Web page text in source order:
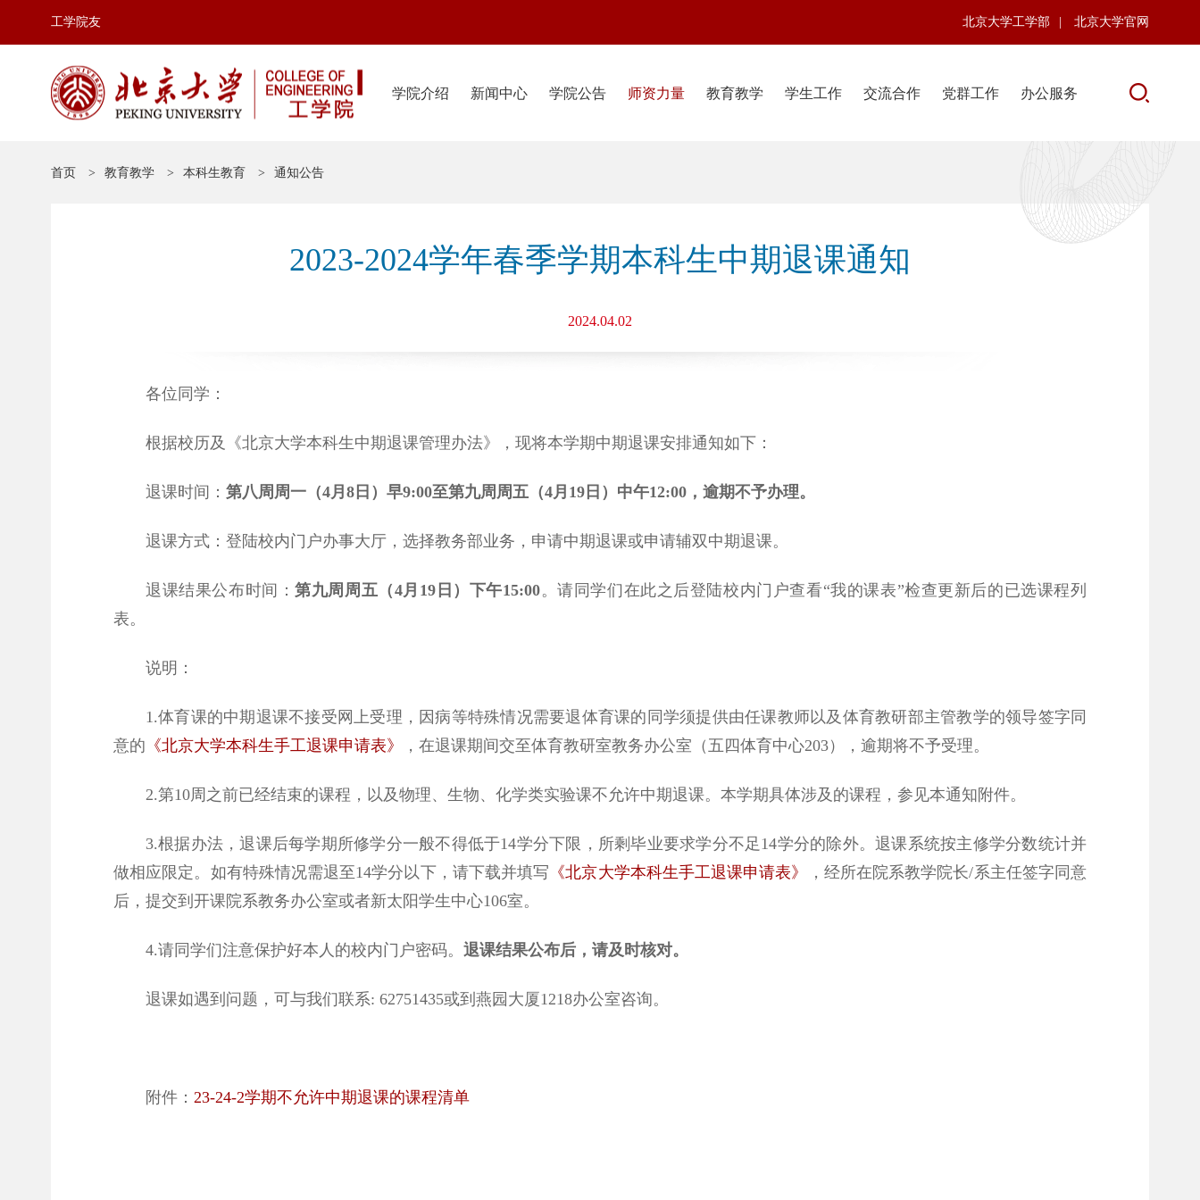
工学院友 北京大学工学部 北京大学官网
学院介绍 新闻中心 学院公告 师资力量 教育教学 学生工作 交流合作 党群工作 办公服务
首页 教育教学 本科生教育 通知公告
2023-2024学年春季学期本科生中期退课通知
2024.04.02
各位同学：
根据校历及《北京大学本科生中期退课管理办法》，现将本学期中期退课安排通知如下：
退课时间： 第八周周一（4月8日）早9:00至第九周周五（4月19日）中午12:00，逾期不予办理。
退课方式：登陆校内门户办事大厅，选择教务部业务，申请中期退课或申请辅双中期退课。
退课结果公布时间：第九周周五（4月19日）下午15:00。请同学们在此之后登陆校内门户查看“我的课表”检查更新后的已选课程列
表。
说明：
1.体育课的中期退课不接受网上受理，因病等特殊情况需要退体育课的同学须提供由任课教师以及体育教研部主管教学的领导签字同
意的 《北京大学本科生手工退课申请表》 ，在退课期间交至体育教研室教务办公室（五四体育中心203），逾期将不予受理。
2.第10周之前已经结束的课程，以及物理、生物、化学类实验课不允许中期退课。本学期具体涉及的课程，参见本通知附件。
3.根据办法，退课后每学期所修学分一般不得低于14学分下限，所剩毕业要求学分不足14学分的除外。退课系统按主修学分数统计并
做相应限定。如有特殊情况需退至14学分以下，请下载并填写 《北京大学本科生手工退课申请表》
，经所在院系教学院长/系主任签字同意
后，提交到开课院系教务办公室或者新太阳学生中心106室。
4.请同学们注意保护好本人的校内门户密码。 退课结果公布后，请及时核对。
退课如遇到问题，可与我们联系: 62751435或到燕园大厦1218办公室咨询。
附件： 23-24-2学期不允许中期退课的课程清单